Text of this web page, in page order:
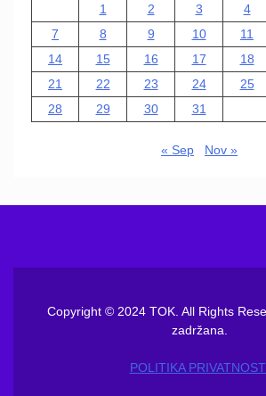
1
2 3 4
7
8 9 10 11
14
15 16 17 18
21
22 23 24 25
28
29 30 31
« Sep Nov »
Copyright © 2024 TOK. All Rights
zadržana.
POLITIKA